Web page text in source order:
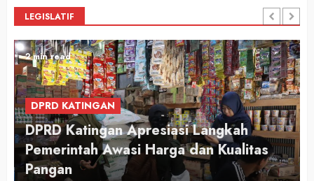
LEGISLATIF
2 min read
DPRD KATINGAN
DPRD Katingan Apresiasi Langkah
Pemerintah Awasi Harga dan Kualitas
Pangan